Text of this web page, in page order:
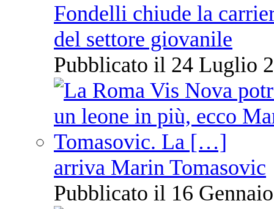
Fondelli chiude la
del settore giovanile
Pubblicato il 24 Luglio
arriva Marin Tomasovic
Pubblicato il 16